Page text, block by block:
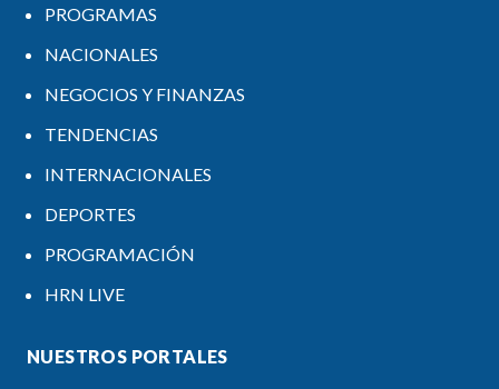
PROGRAMAS
NACIONALES
NEGOCIOS Y FINANZAS
TENDENCIAS
INTERNACIONALES
DEPORTES
PROGRAMACIÓN
HRN LIVE
NUESTROS PORTALES